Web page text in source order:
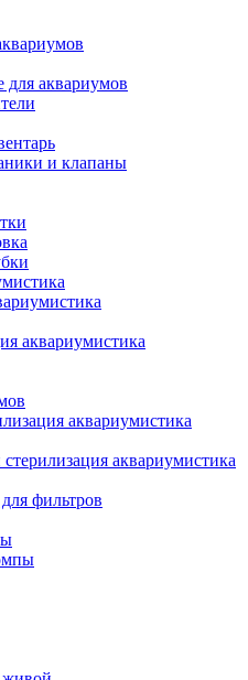
для аквариумов
и клапаны
аквариумистика
аквариумистика
аквариумистика
фильтров